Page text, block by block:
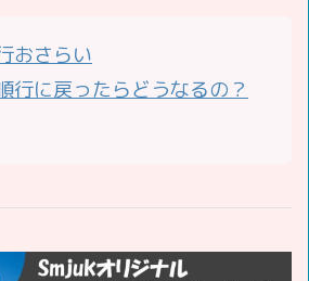
おさらい
行に戻ったらどうなるの？